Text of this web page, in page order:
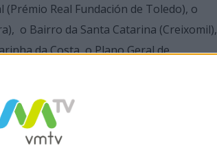
Real Fundación de Toledo), o
o Bairro da Santa Catarina (Creixomil),
da Costa, o Plano Geral de
Fermentões) assim como o edifício
de Guimarães).